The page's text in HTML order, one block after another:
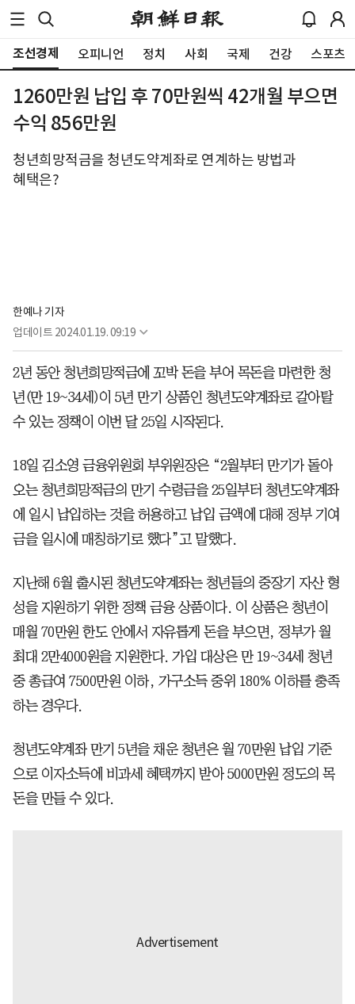
조선경제 오피니언 정치 사회 국제 건강 스포츠
1260만원 납입 후 70만원씩 42개월 부으면
수익 856만원
청년희망적금을 청년도약계좌로 연계하는 방법과
혜택은?
한예나 기자
업데이트 2024.01.19. 09:19
2년 동안 청년희망적금에 꼬박 돈을 부어 목돈을 마련한 청
년(만 19~34세)이 5년 만기 상품인 청년도약계좌로 갈아탈
수 있는 정책이 이번 달 25일 시작된다.
18일 김소영 금융위원회 부위원장은 “2월부터 만기가 돌아
오는 청년희망적금의 만기 수령금을 25일부터 청년도약계좌
에 일시 납입하는 것을 허용하고 납입 금액에 대해 정부 기여
금을 일시에 매칭하기로 했다”고 말했다.
지난해 6월 출시된 청년도약계좌는 청년들의 중장기 자산 형
성을 지원하기 위한 정책 금융 상품이다. 이 상품은 청년이
매월 70만원 한도 안에서 자유롭게 돈을 부으면, 정부가 월
최대 2만4000원을 지원한다. 가입 대상은 만 19~34세 청년
중 총급여 7500만원 이하, 가구소득 중위 180% 이하를 충족
하는 경우다.
청년도약계좌 만기 5년을 채운 청년은 월 70만원 납입 기준
으로 이자소득에 비과세 혜택까지 받아 5000만원 정도의 목
돈을 만들 수 있다.